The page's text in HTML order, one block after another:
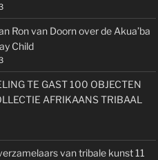
Ron van Doorn over de Akua’ba
Child
TE GAST 100 OBJECTEN
AFRIKAANS TRIBAAL
van tribale kunst 11